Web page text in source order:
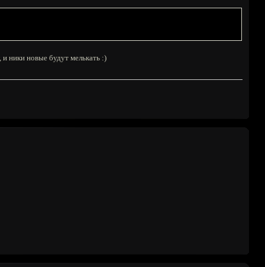
ники новые будут мелькать :)